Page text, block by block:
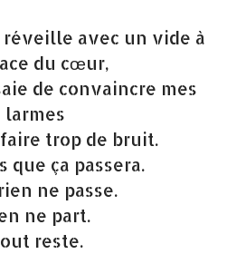
réveille avec un vide à
du cœur,
de convaincre mes
larmes
trop de bruit.
que ça passera.
ne passe.
ne part.
reste.